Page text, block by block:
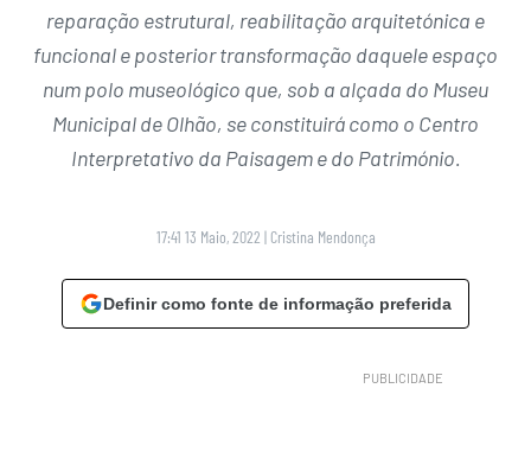
reparação estrutural, reabilitação arquitetónica e
funcional e posterior transformação daquele espaço
num polo museológico que, sob a alçada do Museu
Municipal de Olhão, se constituirá como o Centro
Interpretativo da Paisagem e do Património.
17:41 13 Maio, 2022 | Cristina Mendonça
Definir como fonte de informação preferida